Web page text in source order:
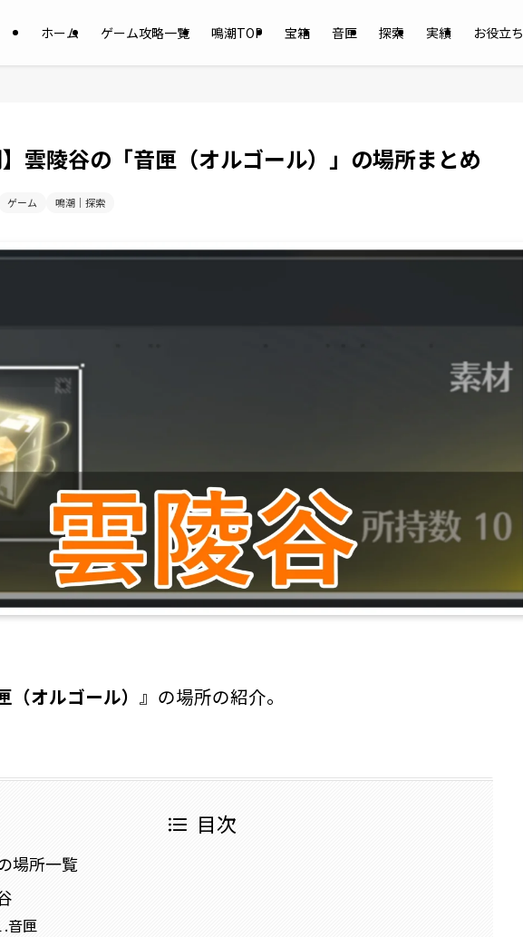
ホーム ゲーム攻略一覧 鳴潮TOP 宝箱 音匣 探索 実績 お役立ち
】雲陵谷の「音匣（オルゴール）」の場所まとめ
ゲーム 鳴潮｜探索
（オルゴール） 』の場所の紹介。
目次
場所一覧
.音匣